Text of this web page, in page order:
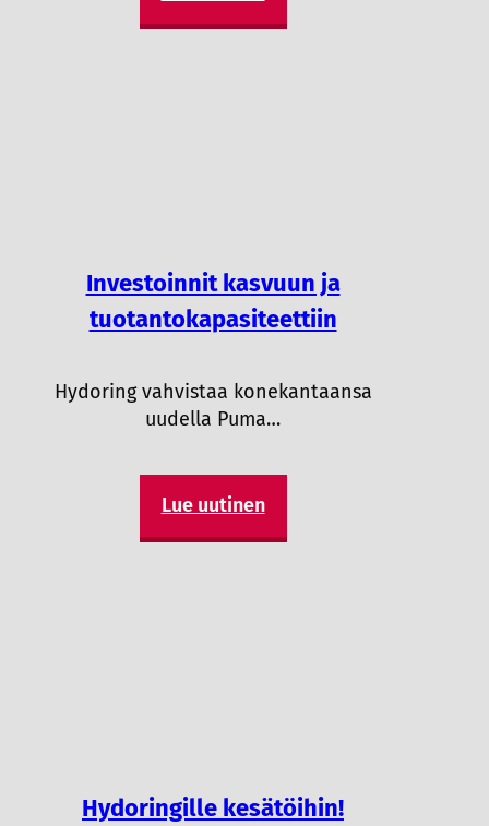
Investoinnit kasvuun ja
tuotantokapasiteettiin
Hydoring vahvistaa konekantaansa
uudella Puma…
Lue uutinen
Hydoringille kesätöihin!